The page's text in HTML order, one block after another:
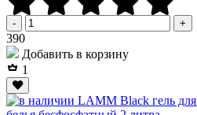
- +
390Р
Добавить в корзину
1